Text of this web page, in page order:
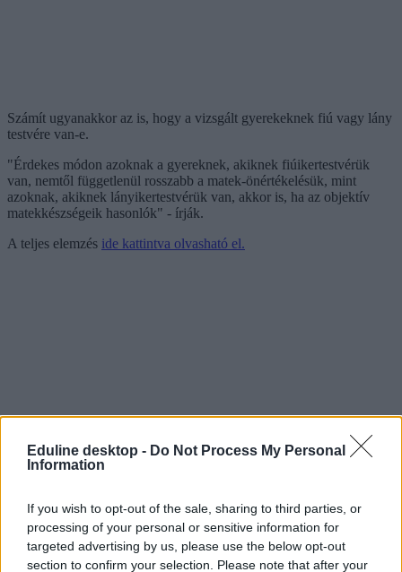
Eduline desktop - Do Not Process My Personal
Information
If you wish to opt-out of the sale, sharing to third parties, or
processing of your personal or sensitive information for
targeted advertising by us, please use the below opt-out
section to confirm your selection. Please note that after your
Számít ugyanakkor az is, hogy a vizsgált gyerekeknek fiú vagy lány
testvére van-e.
"Érdekes módon azoknak a gyereknek, akiknek fiúikertestvérük
van, nemtől függetlenül rosszabb a matek-önértékelésük, mint
azoknak, akiknek lányikertestvérük van, akkor is, ha az objektív
matekkészségeik hasonlók" - írják.
A teljes elemzés ide kattintva olvasható el.